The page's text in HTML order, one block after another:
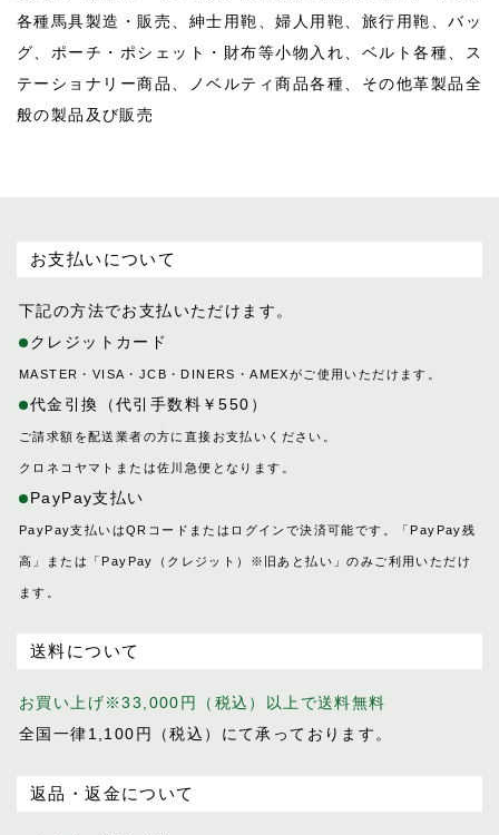
各種馬具製造・販売、紳士用鞄、婦人用鞄、旅行用鞄、バッ
グ、ポーチ・ポシェット・財布等小物入れ、ベルト各種、ス
テーショナリー商品、ノベルティ商品各種、その他革製品全
般の製品及び販売
お支払いについて
下記の方法でお支払いただけます。
クレジットカード
MASTER・VISA・JCB・DINERS・AMEXがご使用いただけます。
代金引換（代引手数料￥550）
ご請求額を配送業者の方に直接お支払いください。
クロネコヤマトまたは佐川急便となります。
PayPay支払い
PayPay支払いはQRコードまたはログインで決済可能です。「PayPay残
高」または「PayPay（クレジット）※旧あと払い」のみご利用いただけ
ます。
送料について
お買い上げ※33,000円（税込）以上で送料無料
全国一律1,100円（税込）にて承っております。
返品・返金について